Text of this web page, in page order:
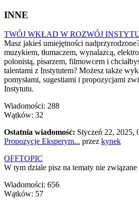
INNE
TWÓJ WKŁAD W ROZWÓJ
Masz jakieś umiejętności
muzykiem, tłumaczem, wynalazcą,
polonistą, pisarzem, filmowcem i
talentami z Instytutem? Możesz także
pomysłami, sugestiami i propozycjami
Instytutu.
Wiadomości: 288
Wątków: 32
Ostatnia wiadomość: Styczeń 22, 2025,
Propozycje Eksperym... przez kynek
OFFTOPIC
W tym dziale pisz na tematy nie
Wiadomości: 656
Wątków: 57